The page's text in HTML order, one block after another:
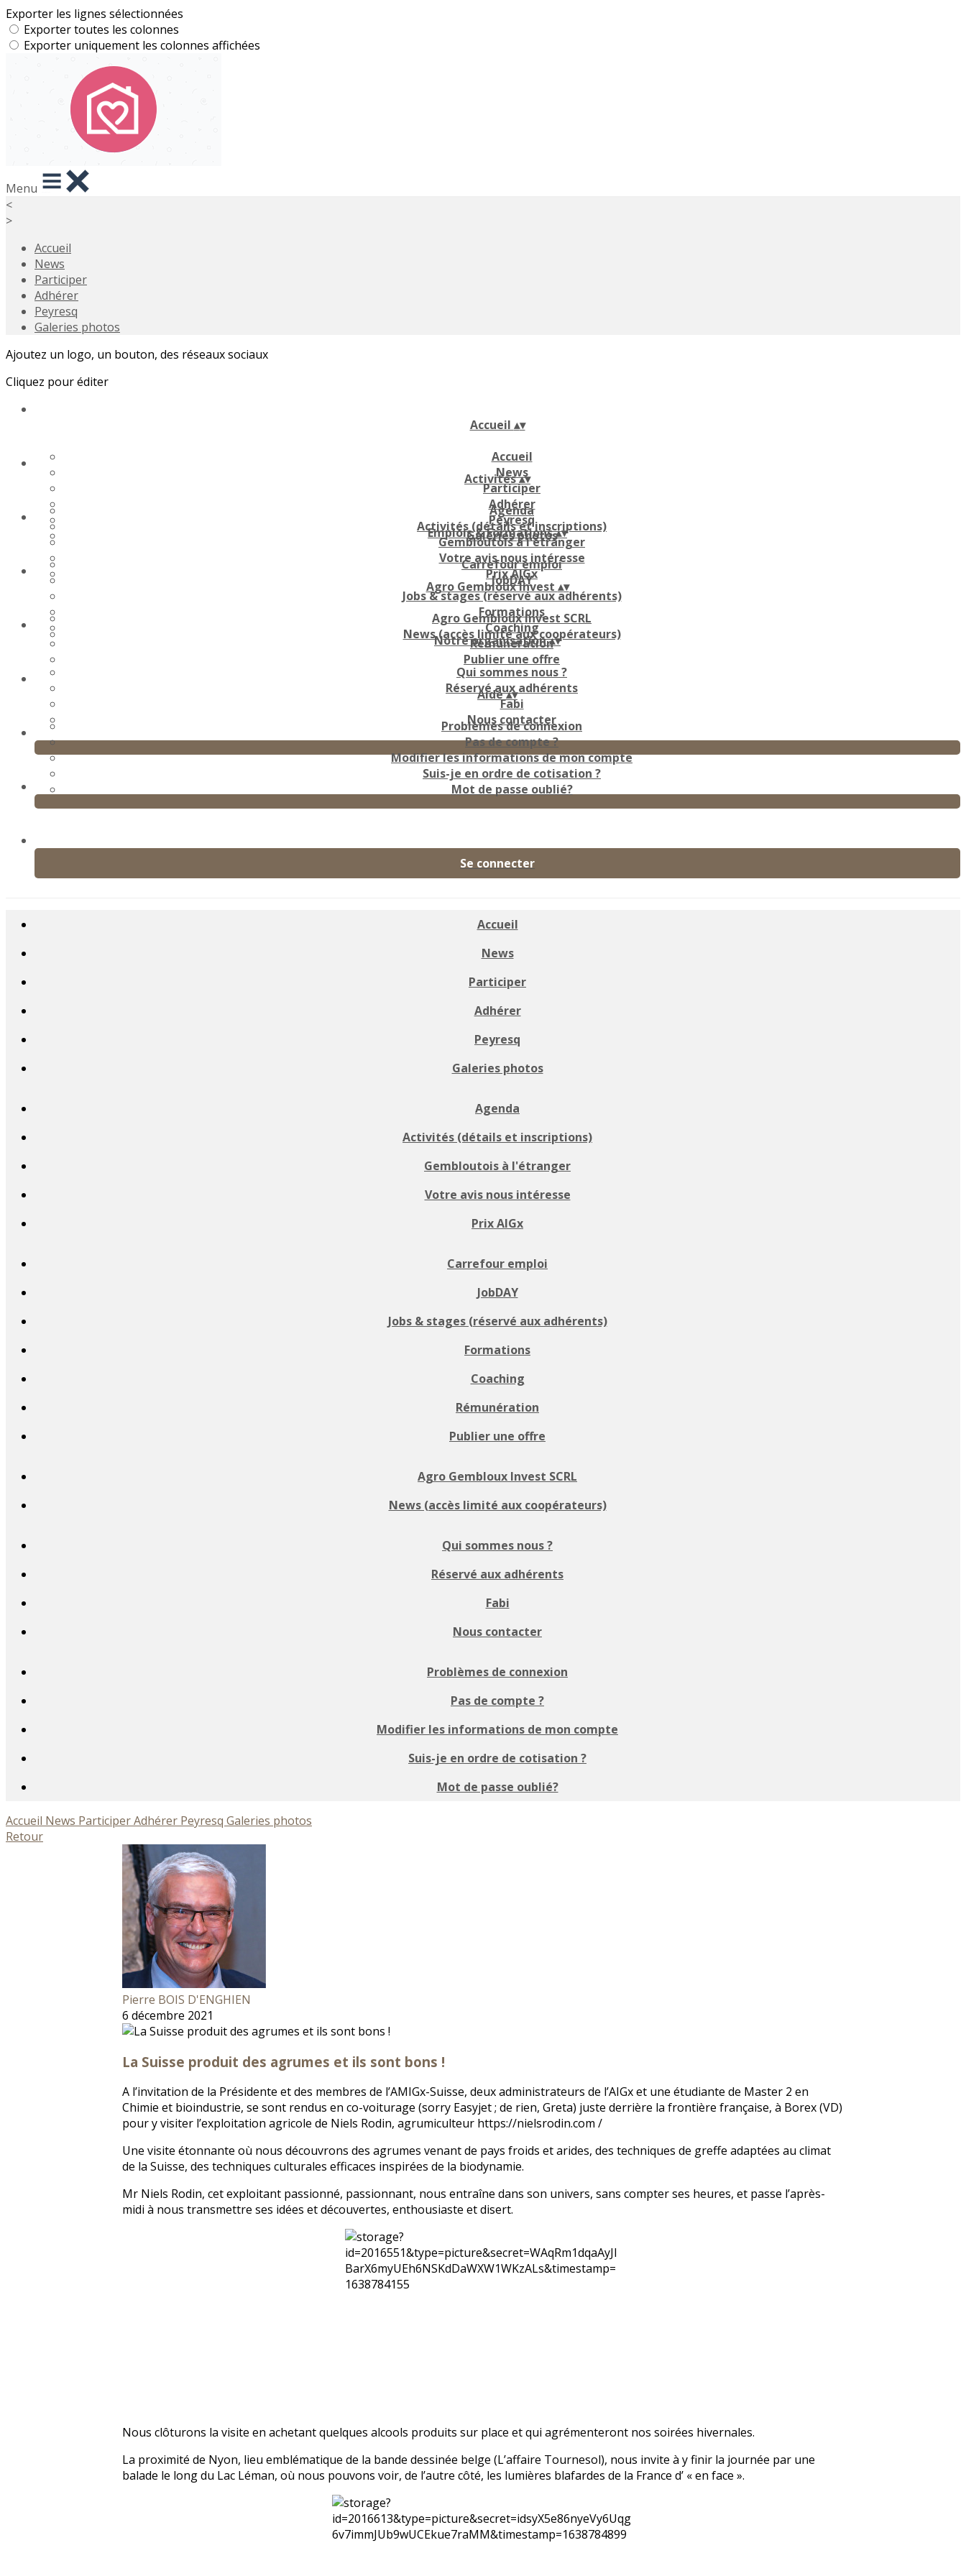
Exporter les lignes sélectionnées
Exporter toutes les colonnes
Exporter uniquement les colonnes affichées
Menu
<
>
Accueil
News
Participer
Adhérer
Peyresq
Galeries photos
Ajoutez un logo, un bouton, des réseaux sociaux
Cliquez pour éditer
Accueil ▴▾
Accueil
News
Participer
Adhérer
Peyresq
Galeries photos
Activités▴▾
Agenda
Activités (détails et inscriptions)
Gembloutois à l'étranger
Votre avis nous intéresse
Prix AIGx
Emplois & Formations▴▾
Carrefour emploi
JobDAY
Jobs & stages (réservé aux adhérents)
Formations
Coaching
Rémunération
Publier une offre
Agro Gembloux Invest ▴▾
Agro Gembloux Invest SCRL
News (accès limité aux coopérateurs)
Notre organisation▴▾
Qui sommes nous ?
Réservé aux adhérents
Fabi
Nous contacter
Aide▴▾
Problèmes de connexion
Pas de compte ?
Modifier les informations de mon compte
Suis-je en ordre de cotisation ?
Mot de passe oublié?
Se connecter
Accueil
News
Participer
Adhérer
Peyresq
Galeries photos
Agenda
Activités (détails et inscriptions)
Gembloutois à l'étranger
Votre avis nous intéresse
Prix AIGx
Carrefour emploi
JobDAY
Jobs & stages (réservé aux adhérents)
Formations
Coaching
Rémunération
Publier une offre
Agro Gembloux Invest SCRL
News (accès limité aux coopérateurs)
Qui sommes nous ?
Réservé aux adhérents
Fabi
Nous contacter
Problèmes de connexion
Pas de compte ?
Modifier les informations de mon compte
Suis-je en ordre de cotisation ?
Mot de passe oublié?
Accueil News ParticiperAdhérer Peyresq Galeries photos
Retour
Pierre BOIS D'ENGHIEN
6 décembre 2021
La Suisse produit des agrumes et ils sont bons !
A l’invitation de la Présidente et des membres de l’AMIGx-Suisse, deux administrateurs de l’AIGx et une étudiante de Master 2 en
Chimie et bioindustrie, se sont rendus en co-voiturage (sorry Easyjet ; de rien, Greta) juste derrière la frontière française, à Borex (VD)
pour y visiter l’exploitation agricole de Niels Rodin, agrumiculteur https://nielsrodin.com /
Une visite étonnante où nous découvrons des agrumes venant de pays froids et arides, des techniques de greffe adaptées au climat
de la Suisse, des techniques culturales efficaces inspirées de la biodynamie.
Mr Niels Rodin, cet exploitant passionné, passionnant, nous entraîne dans son univers, sans compter ses heures, et passe l’après-
midi à nous transmettre ses idées et découvertes, enthousiaste et disert.
Nous clôturons la visite en achetant quelques alcools produits sur place et qui agrémenteront nos soirées hivernales.
La proximité de Nyon, lieu emblématique de la bande dessinée belge (L’affaire Tournesol), nous invite à y finir la journée par une
balade le long du Lac Léman, où nous pouvons voir, de l’autre côté, les lumières blafardes de la France d’ « en face ».